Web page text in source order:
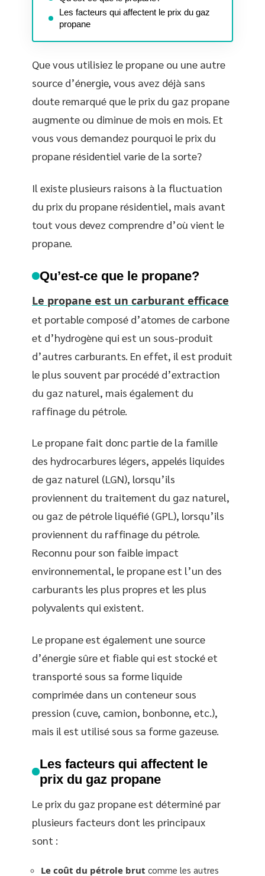
Les facteurs qui affectent le prix du gaz
propane
Que vous utilisiez le propane ou une autre
source d’énergie, vous avez déjà sans
doute remarqué que le prix du gaz propane
augmente ou diminue de mois en mois. Et
vous vous demandez pourquoi le prix du
propane résidentiel varie de la sorte?
Il existe plusieurs raisons à la fluctuation
du prix du propane résidentiel, mais avant
tout vous devez comprendre d’où vient le
propane.
Qu’est-ce que le propane?
Le propane est un carburant efficace
et portable composé d’atomes de carbone
et d’hydrogène qui est un sous-produit
d’autres carburants. En effet, il est produit
le plus souvent par procédé d’extraction
du gaz naturel, mais également du
raffinage du pétrole.
Le propane fait donc partie de la famille
des hydrocarbures légers, appelés liquides
de gaz naturel (LGN), lorsqu’ils
proviennent du traitement du gaz naturel,
ou gaz de pétrole liquéfié (GPL), lorsqu’ils
proviennent du raffinage du pétrole.
Reconnu pour son faible impact
environnemental, le propane est l’un des
carburants les plus propres et les plus
polyvalents qui existent.
Le propane est également une source
d’énergie sûre et fiable qui est stocké et
transporté sous sa forme liquide
comprimée dans un conteneur sous
pression (cuve, camion, bonbonne, etc.),
mais il est utilisé sous sa forme gazeuse.
Les facteurs qui affectent le
prix du gaz propane
Le prix du gaz propane est déterminé par
plusieurs facteurs dont les principaux
sont :
Le coût du pétrole brut comme les autres